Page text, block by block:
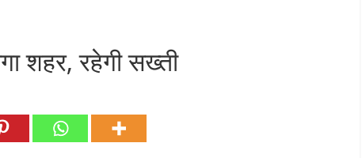
शहर, रहेगी सख्ती